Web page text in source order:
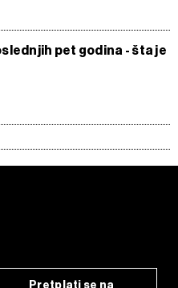
pet godina - šta je
Pretplati se na